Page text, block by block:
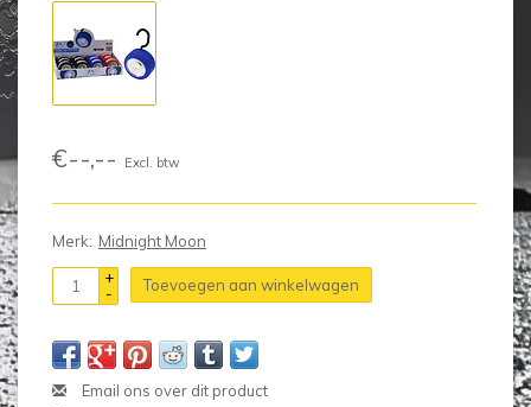
€--,-- Excl. btw
Merk: Midnight Moon
+
-
Toevoegen aan winkelwagen
Email ons over dit product